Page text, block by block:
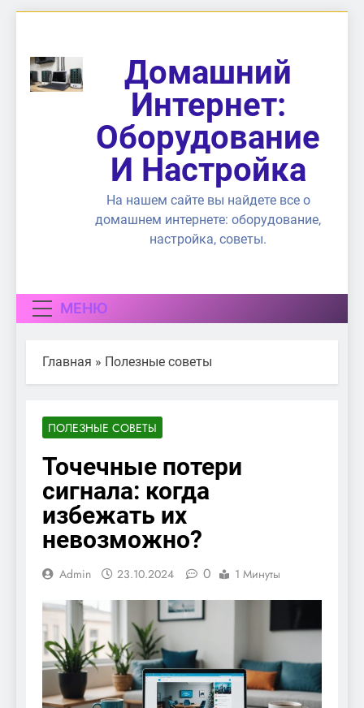
содержимому
Домашний
Интернет:
Оборудование
И Настройка
На нашем сайте вы найдете все о
домашнем интернете: оборудование,
настройка, советы.
МЕНЮ
Главная » Полезные советы
ПОЛЕЗНЫЕ СОВЕТЫ
Точечные потери
сигнала: когда
избежать их
невозможно?
Admin 23.10.2024 0 1 Минуты